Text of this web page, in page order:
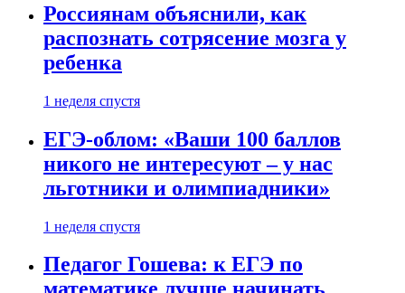
Россиянам объяснили, как
распознать сотрясение мозга у
ребенка
1 неделя спустя
ЕГЭ-облом: «Ваши 100 баллов
никого не интересуют – у нас
льготники и олимпиадники»
1 неделя спустя
Педагог Гошева: к ЕГЭ по